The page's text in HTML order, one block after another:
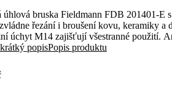
bruska Fieldmann FDB 201401-E
řezání i broušení kovu, keramiky a
úchyt M14 zajišťují všestranné použití.
práci.popisPopis produktu